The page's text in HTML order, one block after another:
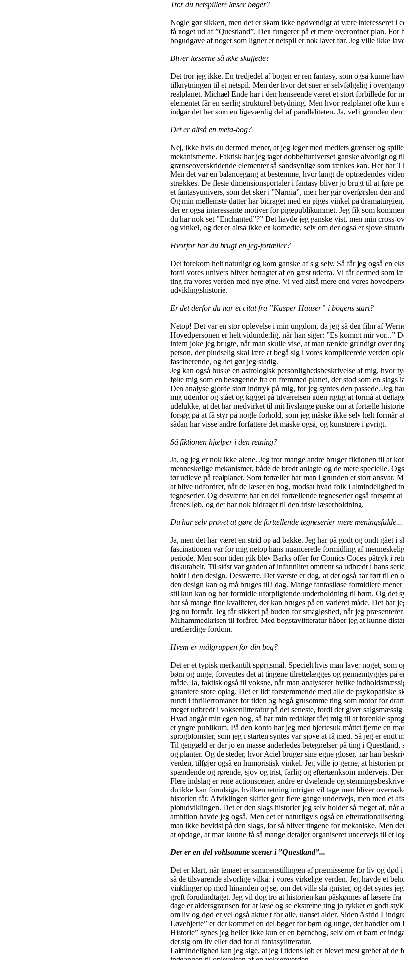
Tror du netspillere læser bøger?
Nogle gør sikkert, men det er skam ikke nødvendigt at være interesseret i
få noget ud af ”Questland”. Den fungerer på et mere overordnet plan. For
bogudgave af noget som ligner et netspil er nok lavet før. Jeg ville ikke
Bliver læserne så ikke skuffede?
Det tror jeg ikke. En tredjedel af bogen er ren fantasy, som også kunne
tilknytningen til et netspil. Men der hvor det sner er selvfølgelig i
realplanet. Michael Ende har i den henseende været et stort forbillede for
elementet får en særlig strukturel betydning. Men hvor realplanet ofte kun
indgår det her som en ligeværdig del af paralleliteten. Ja, vel i grunden
Det er altså en meta-bog?
Nej, ikke hvis du dermed mener, at jeg leger med mediets grænser og
mekanismerne. Faktisk har jeg taget dobbeltuniverset ganske alvorligt og
grænseoverskridende elementer så sandsynlige som tænkes kan. Her har
Men det var en balancegang at bestemme, hvor langt de optrædendes
strækkes. De fleste dimensionsportaler i fantasy bliver jo brugt til at føre
et fantasyunivers, som det sker i ”Narnia”, men her går overførslen den
Og min mellemste datter har bidraget med en piges vinkel på
der er også interessante motiver for pigepublikummet. Jeg fik som
du har nok set ”Enchanted”?” Det havde jeg ganske vist, men min cross-
og vinkel, og det er altså ikke en komedie, selv om der også er sjove
Hvorfor har du brugt en jeg-fortæller?
Det forekom helt naturligt og kom ganske af sig selv. Så får jeg også en
fordi vores univers bliver betragtet af en gæst udefra. Vi får dermed som
ting fra vores verden med nye øjne. Vi ved altså mere end vores
udviklingshistorie.
Er det derfor du har et citat fra ”Kasper Hauser” i bogens start?
Netop! Det var en stor oplevelse i min ungdom, da jeg så den film af
Hovedpersonen er helt vidunderlig, når han siger: ”Es kommt mir vor...”
intern joke jeg brugte, når man skulle vise, at man tænkte grundigt over
person, der pludselig skal lære at begå sig i vores komplicerede verden
fascinerende, og det gør jeg stadig.
Jeg kan også huske en astrologisk personlighedsbeskrivelse af mig, hvor
følte mig som en besøgende fra en fremmed planet, der stod som en slags
Den analyse gjorde stort indtryk på mig, for jeg syntes den passede. Jeg
mig udenfor og stået og kigget på tilværelsen uden rigtig at formå at
udelukke, at det har medvirket til mit livslange ønske om at fortælle
forsøg på at få styr på nogle forhold, som jeg måske ikke selv helt formår
sådan har visse andre forfattere det måske også, og kunstnere i øvrigt.
Så fiktionen hjælper i den retning?
Ja, og jeg er nok ikke alene. Jeg tror mange andre bruger fiktionen til at
menneskelige mekanismer, både de bredt anlagte og de mere specielle.
tør udleve på realplanet. Som fortæller har man i grunden et stort ansvar.
at blive udfordret, når de læser en bog, modsat hvad folk i almindelighed
tegneserier. Og desværre har en del fortællende tegneserier også forsømt
årenes løb, og det har nok bidraget til den triste læserholdning.
Du har selv prøvet at gøre de fortællende tegneserier mere meningsfulde...
Ja, men det har været en strid op ad bakke. Jeg har på godt og ondt gået i
fascinationen var for mig netop hans nuancerede formidling af
periode. Men som tiden gik blev Barks offer for Comics Codes påtryk i
diskutabelt. Til sidst var graden af infantilitet omtrent så udbredt i hans
holdt i den design. Desværre. Det værste er dog, at det også har ført til en
den design kan og må bruges til i dag. Mange fantasiløse formidlere mener
stil kun kan og bør formidle uforpligtende underholdning til børn. Og det
har så mange fine kvaliteter, der kan bruges på en varieret måde. Det har
jeg nu formår. Jeg får sikkert på huden for smagløshed, når jeg
Muhammedkrisen til foråret. Med bogstavlitteratur håber jeg at kunne
uretfærdige fordom.
Hvem er målgruppen for din bog?
Det er et typisk merkantilt spørgsmål. Specielt hvis man laver noget, som
børn og unge, forventes det at tingene tilrettelægges og gennemtygges på
måde. Ja, faktisk også til voksne, når man analyserer hvilke
garantere store oplag. Det er lidt forstemmende med alle de psykopatiske
rundt i thrillerromaner for tiden og begå grusomme ting som motor for
meget udbredt i voksenlitteratur på det seneste, fordi det giver salgsmæssig
Hvad angår min egen bog, så har min redaktør fået mig til at forenkle
et yngre publikum. På den konto har jeg med hjertesuk måttet fjerne en
sprogblomster, som jeg i starten syntes var sjove at få med. Så jeg er endt
Til gengæld er der jo en masse anderledes betegnelser på ting i Questland,
og planter. Og de steder, hvor Aciel bruger sine egne gloser, når han
verden, tilføjer også en humoristisk vinkel. Jeg ville jo gerne, at historien
spændende og rørende, sjov og trist, farlig og eftertænksom undervejs.
Flere indslag er rene actionscener, andre er dvælende og
du ikke kan forudsige, hvilken retning intrigen vil tage men bliver
historien får. Afviklingen skifter gear flere gange undervejs, men med et
plotudviklingen. Det er den slags historier jeg selv holder så meget af, når
ambition havde jeg også. Men det er naturligvis også en
man ikke bevidst på den slags, for så bliver tingene for mekaniske. Men
at opdage, at man kunne få så mange detaljer organiseret undervejs til et
Der er en del voldsomme scener i ”Questland”...
Det er klart, når temaet er sammenstillingen af præmisserne for liv og død
så de tilsvarende alvorlige vilkår i vores virkelige verden. Jeg havde et
vinklinger op mod hinanden og se, om det ville slå gnister, og det synes
groft forudindtaget. Jeg vil dog tro at historien kan påskønnes af læsere fra
dage er aldersgrænsen for at læse og se ekstreme ting jo rykket et godt
om liv og død er vel også aktuelt for alle, uanset alder. Siden Astrid
Løvehjerte” er der kommet en del bøger for børn og unge, der handler om
Historie” synes jeg heller ikke kun er en børnebog, selv om et barn er
det sig om liv eller død for al fantasylitteratur.
I almindelighed kan jeg sige, at jeg i tidens løb er blevet mest grebet af de